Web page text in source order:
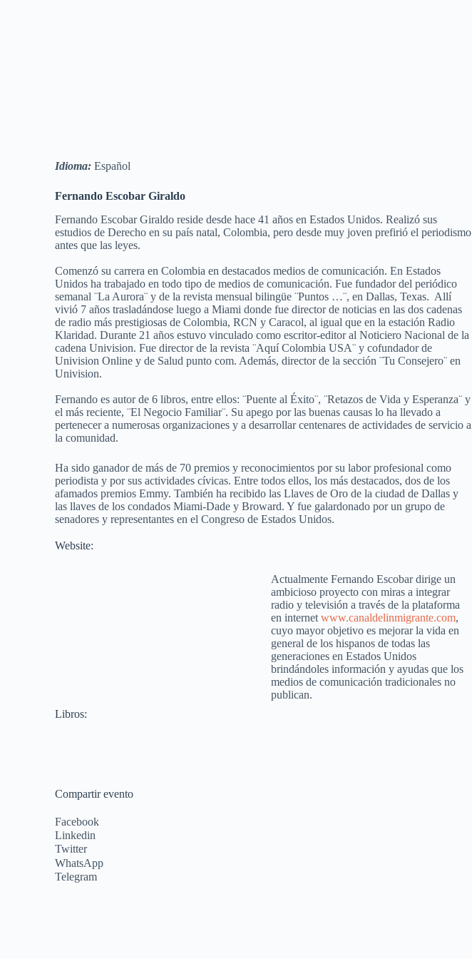
Idioma: Español
Fernando Escobar Giraldo
Fernando Escobar Giraldo reside desde hace 41 años en Estados Unidos. Realizó sus
estudios de Derecho en su país natal, Colombia, pero desde muy joven prefirió el periodismo
antes que las leyes.
Comenzó su carrera en Colombia en destacados medios de comunicación. En Estados
Unidos ha trabajado en todo tipo de medios de comunicación. Fue fundador del periódico
semanal ¨La Aurora¨ y de la revista mensual bilingüe ¨Puntos …¨, en Dallas, Texas. Allí
vivió 7 años trasladándose luego a Miami donde fue director de noticias en las dos cadenas
de radio más prestigiosas de Colombia, RCN y Caracol, al igual que en la estación Radio
Klaridad. Durante 21 años estuvo vinculado como escritor-editor al Noticiero Nacional de la
cadena Univision. Fue director de la revista ¨Aquí Colombia USA¨ y cofundador de
Univision Online y de Salud punto com. Además, director de la sección ¨Tu Consejero¨ en
Univision.
Fernando es autor de 6 libros, entre ellos: ¨Puente al Éxito¨, ¨Retazos de Vida y Esperanza¨ y
el más reciente, ¨El Negocio Familiar¨. Su apego por las buenas causas lo ha llevado a
pertenecer a numerosas organizaciones y a desarrollar centenares de actividades de servicio a
la comunidad.
Ha sido ganador de más de 70 premios y reconocimientos por su labor profesional como
periodista y por sus actividades cívicas. Entre todos ellos, los más destacados, dos de los
afamados premios Emmy. También ha recibido las Llaves de Oro de la ciudad de Dallas y
las llaves de los condados Miami-Dade y Broward. Y fue galardonado por un grupo de
senadores y representantes en el Congreso de Estados Unidos.
Website:
Actualmente Fernando Escobar dirige un
ambicioso proyecto con miras a integrar
radio y televisión a través de la plataforma
en internet www.canaldelinmigrante.com,
cuyo mayor objetivo es mejorar la vida en
general de los hispanos de todas las
generaciones en Estados Unidos
brindándoles información y ayudas que los
medios de comunicación tradicionales no
publican.
Libros:
Compartir evento
Facebook
Linkedin
Twitter
WhatsApp
Telegram